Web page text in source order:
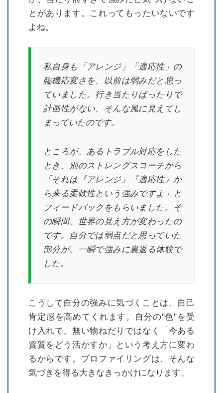
とがあります。これってもったいないです
よね。
私自身も「アレンジ」「適応性」の
臨機応変さを、以前は弱みだと思っ
ていました。行き当たりばったりで
計画性がない、そんな風に見えてし
まっていたのです。
ところが、あるトラブル対応をした
とき、別のストレングスコーチから
「それは『アレンジ』『適応性』か
ら来る柔軟性という強みですよ」と
フィードバックをもらいました。そ
の瞬間、世界の見え方が変わったの
です。自分では弱点だと思っていた
部分が、一瞬で強みに裏返る体験で
した。
こうして自分の強みに気づくことは、自己
肯定感を高めてくれます。自分の"色"を受
け入れて、無い物ねだりではなく「今ある
資質をどう活かすか」という考え方に変わ
るからです。プロファイリングは、そんな
気づきを得る大きなきっかけになります。